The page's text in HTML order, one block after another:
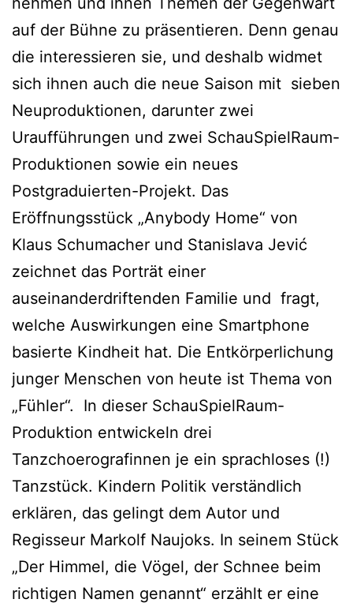
auf der Bühne zu präsentieren. Denn genau
die interessieren sie, und deshalb widmet
sich ihnen auch die neue Saison mit sieben
Neuproduktionen, darunter zwei
Uraufführungen und zwei SchauSpielRaum-
Produktionen sowie ein neues
Postgraduierten-Projekt. Das
Eröffnungsstück „Anybody Home“ von
Klaus Schumacher und Stanislava Jević
zeichnet das Porträt einer
auseinanderdriftenden Familie und fragt,
welche Auswirkungen eine Smartphone
basierte Kindheit hat. Die Entkörperlichung
junger Menschen von heute ist Thema von
„Fühler“. In dieser SchauSpielRaum-
Produktion entwickeln drei
Tanzchoerografinnen je ein sprachloses (!)
Tanzstück. Kindern Politik verständlich
erklären, das gelingt dem Autor und
Regisseur Markolf Naujoks. In seinem Stück
„Der Himmel, die Vögel, der Schnee beim
richtigen Namen genannt“ erzählt er eine